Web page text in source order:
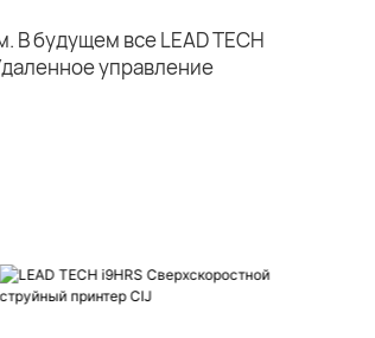
будущем все LEAD TECH
управление